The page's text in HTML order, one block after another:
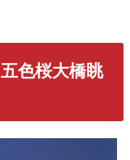
五色桜大橋眺